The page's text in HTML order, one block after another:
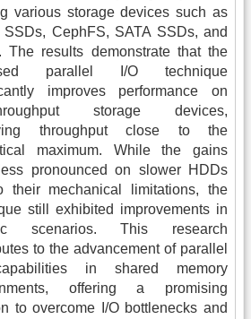
various storage devices such as
SSDs, CephFS, SATA SSDs, and
The results demonstrate that the
parallel I/O technique
improves performance on
storage devices,
throughput close to the
maximum. While the gains
pronounced on slower HDDs
their mechanical limitations, the
still exhibited improvements in
scenarios. This research
to the advancement of parallel
in shared memory
offering a promising
to overcome I/O bottlenecks and